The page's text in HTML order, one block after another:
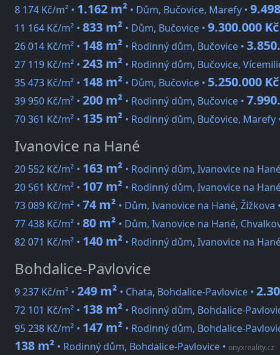
8 174 Kč/m² • 1.162 m² • Dům, Bučovice, Marefy •
11 164 Kč/m² • 833 m² • Dům, Bučovice • 9.300.000 Kč
26 014 Kč/m² • 148 m² • Rodinný dům, Bučovice •
27 119 Kč/m² • 243 m² • Rodinný dům, Bučovice,
35 473 Kč/m² • 148 m² • Dům, Bučovice • 5.250.000 Kč
39 950 Kč/m² • 200 m² • Rodinný dům, Bučovice •
70 361 Kč/m² • 135 m² • Rodinný dům, Bučovice, Marefy
Ivanovice na Hané
20 552 Kč/m² • 163 m² • Rodinný dům, Ivanovice na
20 561 Kč/m² • 107 m² • Rodinný dům, Ivanovice na
73 089 Kč/m² • 74 m² • Dům, Ivanovice na Hané, Žižkova •
77 438 Kč/m² • 80 m² • Dům, Ivanovice na Hané,
82 071 Kč/m² • 140 m² • Rodinný dům, Ivanovice na
Bohdalice-Pavlovice
9 237 Kč/m² • 249 m² • Chata, Bohdalice-Pavlovice •
72 101 Kč/m² • 138 m² • Rodinný dům, Bohdalice-
95 238 Kč/m² • 147 m² • Rodinný dům, Bohdalice-
138 m² • Rodinný dům, Bohdalice-Pavlovice • onyxreality.cz